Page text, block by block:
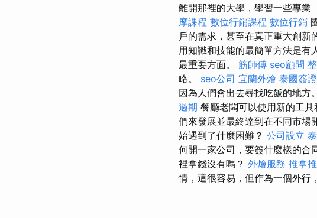
離開那裡的大學，學習一些專業
摩課程 數位行銷課程 數位行銷
戶的需求，甚至在真正重大創新
用知識和技能的最簡單方法是有
最重要方面。 筋師傅 seo顧問
略。 seo公司 宜蘭外燴 泰國簽證
因為人們會出去尋找吃飯的地方。
過期 餐廳老闆可以使用新的工
們來發展並最終達到在不同市場
始遇到了什麼困難？ 公司設立
何開一家公司，要簽什麼樣的合
裡拿錢沒有嗎？ 外燴服務 推拿
情，這很容易，但作為一個外行